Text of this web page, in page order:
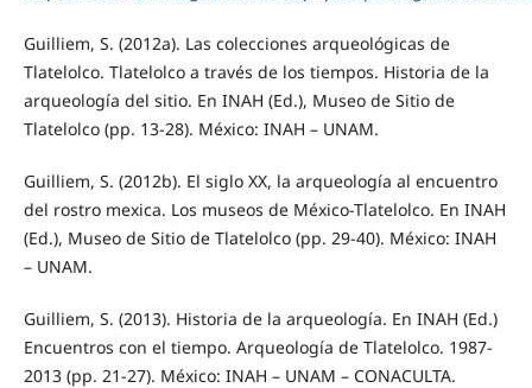
Guilliem, S. (2012a). Las colecciones arqueológicas de
Tlatelolco. Tlatelolco a través de los tiempos. Historia de la
arqueología del sitio. En INAH (Ed.), Museo de Sitio de
Tlatelolco (pp. 13-28). México: INAH – UNAM.
Guilliem, S. (2012b). El siglo XX, la arqueología al encuentro
del rostro mexica. Los museos de México-Tlatelolco. En INAH
(Ed.), Museo de Sitio de Tlatelolco (pp. 29-40). México: INAH
– UNAM.
Guilliem, S. (2013). Historia de la arqueología. En INAH (Ed.)
Encuentros con el tiempo. Arqueología de Tlatelolco. 1987-
2013 (pp. 21-27). México: INAH – UNAM – CONACULTA.